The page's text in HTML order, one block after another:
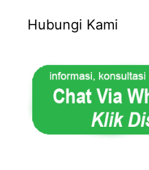
Hubungi Kami